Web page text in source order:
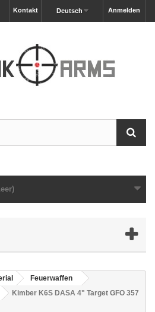
Anmelden
Deutsch
Kontakt
Feuerwaffen
Kimber K6S DASA 4" Target GFO 357